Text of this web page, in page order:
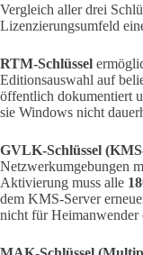
Vergleich aller drei
Lizenzierungsumfeld
RTM-Schlüssel
Editionsauswahl auf
öffentlich dokumentiert
sie Windows nicht
GVLK-Schlüssel
Netzwerkumgebungen
Aktivierung muss alle
dem KMS-Server
nicht für Heimanwender